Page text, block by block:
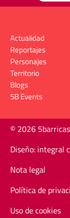
Actualidad
Reportajes
Personajes
Territorio
Blogs
5B Events
© 2026
Diseño: integral
Nota legal
Política de
Uso de cookies